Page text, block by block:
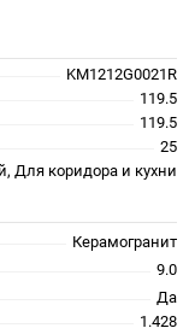
KM1212G0021R
119.5
119.5
25
Для коридора и кухни
Керамогранит
9.0
Да
1.428